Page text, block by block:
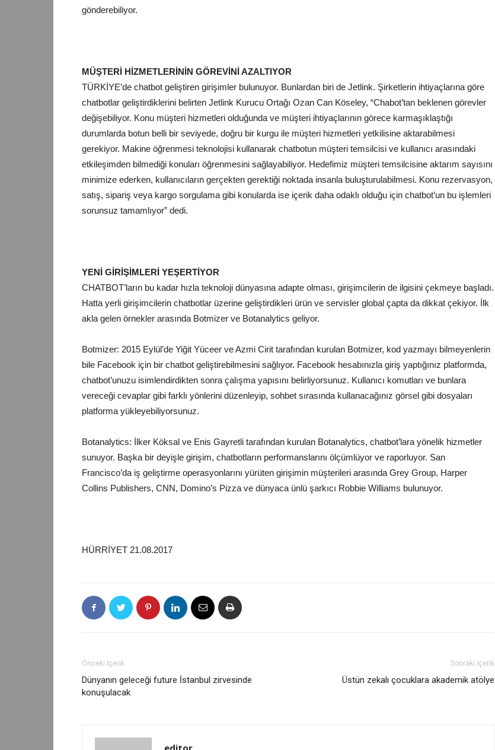
gönderebiliyor.
MÜŞTERİ HİZMETLERİNİN GÖREVİNİ AZALTIYOR
TÜRKİYE’de chatbot geliştiren girişimler bulunuyor. Bunlardan biri de Jetlink. Şirketlerin ihtiyaçlarına göre
chatbotlar geliştirdiklerini belirten Jetlink Kurucu Ortağı Ozan Can Köseley, “Chabot’tan beklenen görevler
değişebiliyor. Konu müşteri hizmetleri olduğunda ve müşteri ihtiyaçlarının görece karmaşıklaştığı
durumlarda botun belli bir seviyede, doğru bir kurgu ile müşteri hizmetleri yetkilisine aktarabilmesi
gerekiyor. Makine öğrenmesi teknolojisi kullanarak chatbotun müşteri temsilcisi ve kullanıcı arasındaki
etkileşimden bilmediği konuları öğrenmesini sağlayabiliyor. Hedefimiz müşteri temsilcisine aktarım sayısını
minimize ederken, kullanıcıların gerçekten gerektiği noktada insanla buluşturulabilmesi. Konu rezervasyon,
satış, sipariş veya kargo sorgulama gibi konularda ise içerik daha odaklı olduğu için chatbot’un bu işlemleri
sorunsuz tamamlıyor” dedi.
YENİ GİRİŞİMLERİ YEŞERTİYOR
CHATBOT’ların bu kadar hızla teknoloji dünyasına adapte olması, girişimcilerin de ilgisini çekmeye başladı.
Hatta yerli girişimcilerin chatbotlar üzerine geliştirdikleri ürün ve servisler global çapta da dikkat çekiyor. İlk
akla gelen örnekler arasında Botmizer ve Botanalytics geliyor.
Botmizer: 2015 Eylül’de Yiğit Yüceer ve Azmi Cirit tarafından kurulan Botmizer, kod yazmayı bilmeyenlerin
bile Facebook için bir chatbot geliştirebilmesini sağlıyor. Facebook hesabınızla giriş yaptığınız platformda,
chatbot’unuzu isimlendirdikten sonra çalışma yapısını belirliyorsunuz. Kullanıcı komutları ve bunlara
vereceği cevaplar gibi farklı yönlerini düzenleyip, sohbet sırasında kullanacağınız görsel gibi dosyaları
platforma yükleyebiliyorsunuz.
Botanalytics: İlker Köksal ve Enis Gayretli tarafından kurulan Botanalytics, chatbot’lara yönelik hizmetler
sunuyor. Başka bir deyişle girişim, chatbotların performanslarını ölçümlüyor ve raporluyor. San
Francisco’da iş geliştirme operasyonlarını yürüten girişimin müşterileri arasında Grey Group, Harper
Collins Publishers, CNN, Domino’s Pizza ve dünyaca ünlü şarkıcı Robbie Williams bulunuyor.
HÜRRİYET 21.08.2017
Önceki İçerik
Dünyanın geleceği future İstanbul zirvesinde
konuşulacak
Sonraki İçerik
Üstün zekalı çocuklara akademik atölye
editor